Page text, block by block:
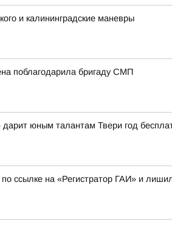
и калининградские маневры
поблагодарила бригаду СМП
дарит юным талантам Твери год
ссылке на «Регистратор ГАИ» и